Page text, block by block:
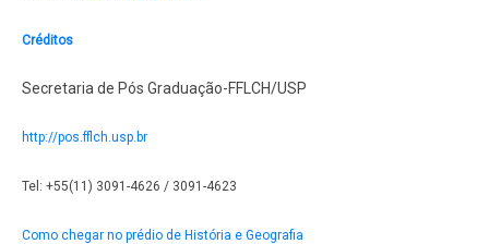
Créditos
Secretaria de Pós Graduação-FFLCH/USP
http://pos.fflch.usp.br
Tel: +55(11) 3091-4626 / 3091-4623
Como chegar no prédio de História e Geografia